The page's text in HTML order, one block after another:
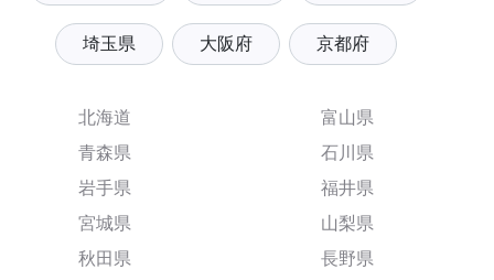
埼玉県 大阪府 京都府
北海道
青森県
岩手県
宮城県
秋田県
富山県
石川県
福井県
山梨県
長野県